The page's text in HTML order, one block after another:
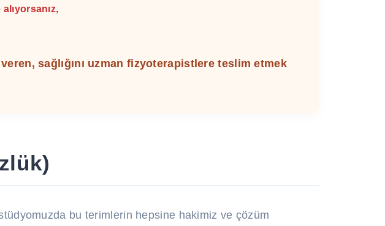
sağlığını uzman fizyoterapistlere teslim etmek
bu terimlerin hepsine hakimiz ve çözüm